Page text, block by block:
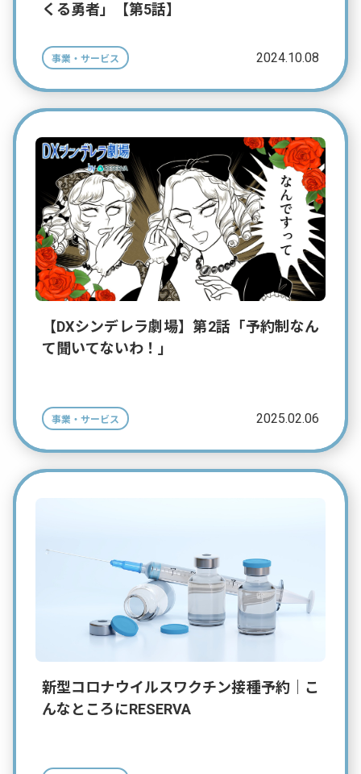
くる勇者」【第5話】
事業・サービス 2024.10.08
【DXシンデレラ劇場】第2話「予約制なん
て聞いてないわ！」
事業・サービス 2025.02.06
新型コロナウイルスワクチン接種予約｜こ
んなところにRESERVA